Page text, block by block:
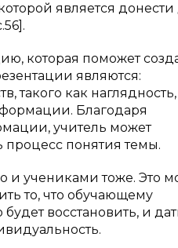
является донести
которая поможет
являются:
такого как наглядность,
Благодаря
учитель может
процесс понятия темы.
и учениками тоже. Это
то, что обучающему
восстановить, и